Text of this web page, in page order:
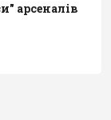
арсеналів